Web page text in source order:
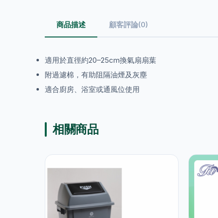
商品描述 顧客評論(0)
適用於直徑約20–25cm換氣扇扇葉
附過濾棉，有助阻隔油煙及灰塵
適合廚房、浴室或通風位使用
相關商品